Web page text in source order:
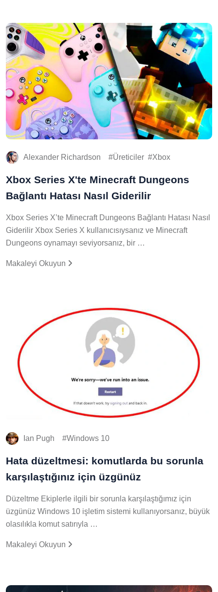
Alexander Richardson Üreticiler Xbox
Xbox Series X'te Minecraft Dungeons
Bağlantı Hatası Nasıl Giderilir
Xbox Series X’te Minecraft Dungeons Bağlantı Hatası Nasıl
Giderilir Xbox Series X kullanıcısıysanız ve Minecraft
Dungeons oynamayı seviyorsanız, bir …
Makaleyi Okuyun
Ian Pugh Windows 10
Hata düzeltmesi: komutlarda bu sorunla
karşılaştığınız için üzgünüz
Düzeltme Ekiplerle ilgili bir sorunla karşılaştığımız için
üzgünüz Windows 10 işletim sistemi kullanıyorsanız, büyük
olasılıkla komut satırıyla …
Makaleyi Okuyun